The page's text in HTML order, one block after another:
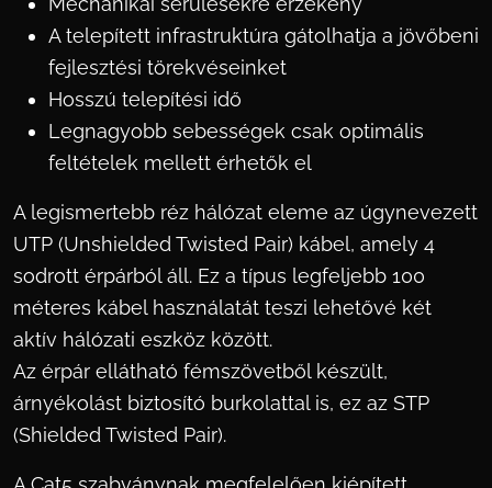
A telepített infrastruktúra gátolhatja a jövőbeni
fejlesztési törekvéseinket
Hosszú telepítési idő
Legnagyobb sebességek csak optimális
feltételek mellett érhetők el
A legismertebb réz hálózat eleme az úgynevezett
UTP (Unshielded Twisted Pair) kábel, amely 4
sodrott érpárból áll. Ez a típus legfeljebb 100
méteres kábel használatát teszi lehetővé két
aktív hálózati eszköz között.
Az érpár ellátható fémszövetből készült,
árnyékolást biztosító burkolattal is, ez az STP
(Shielded Twisted Pair).